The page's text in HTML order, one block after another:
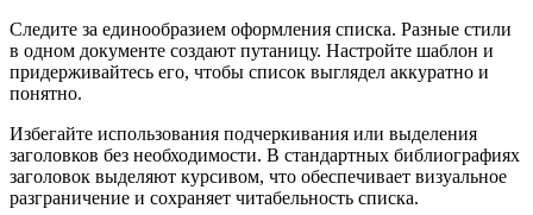
Следите за единообразием оформления списка. Разные стили
в одном документе создают путаницу. Настройте шаблон и
придерживайтесь его, чтобы список выглядел аккуратно и
понятно.
Избегайте использования подчеркивания или выделения
заголовков без необходимости. В стандартных библиографиях
заголовок выделяют курсивом, что обеспечивает визуальное
разграничение и сохраняет читабельность списка.